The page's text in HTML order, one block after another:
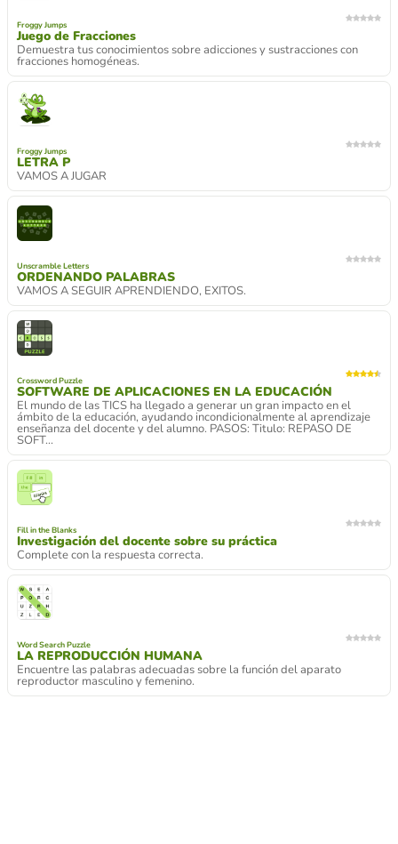
Froggy Jumps
Juego de Fracciones
Demuestra tus conocimientos sobre adicciones y sustracciones con
fracciones homogéneas.
Froggy Jumps
LETRA P
VAMOS A JUGAR
Unscramble Letters
ORDENANDO PALABRAS
VAMOS A SEGUIR APRENDIENDO, EXITOS.
Crossword Puzzle
SOFTWARE DE APLICACIONES EN LA EDUCACIÓN
El mundo de las TICS ha llegado a generar un gran impacto en el
ámbito de la educación, ayudando incondicionalmente al aprendizaje
enseñanza del docente y del alumno. PASOS: Titulo: REPASO DE
SOFT...
Fill in the Blanks
Investigación del docente sobre su práctica
Complete con la respuesta correcta.
Word Search Puzzle
LA REPRODUCCIÓN HUMANA
Encuentre las palabras adecuadas sobre la función del aparato
reproductor masculino y femenino.